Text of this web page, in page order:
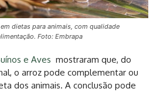
dietas para animais, com qualidade
Foto: Embrapa
e Aves mostraram que, do
o arroz pode complementar ou
dos animais. A conclusão pode